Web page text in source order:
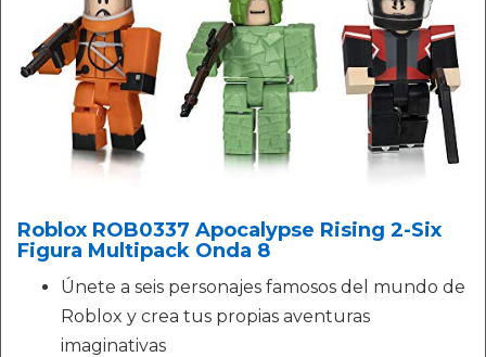
Roblox ROB0337 Apocalypse Rising 2-Six
Figura Multipack Onda 8
Únete a seis personajes famosos del mundo de
Roblox y crea tus propias aventuras
imaginativas